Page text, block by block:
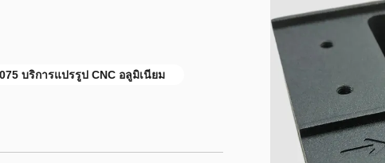
บริการแปรรูป CNC อลูมิเนียม